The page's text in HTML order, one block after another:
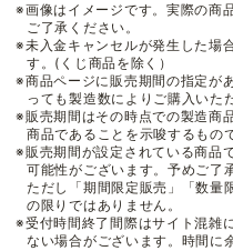
※画像はイメージです。実際の商
ご了承ください。
※未入金キャンセルが発生した場
す。(くじ商品を除く）
※商品ページに販売期間の指定が
っても製造数によりご購入いた
※販売期間はその時点での製造商
商品であることを示唆するもの
※販売期間が設定されている商品
可能性がございます。予めご了
ただし「期間限定販売」「数量
の限りではありません。
※受付時間終了間際はサイト混雑
ない場合がございます。時間に